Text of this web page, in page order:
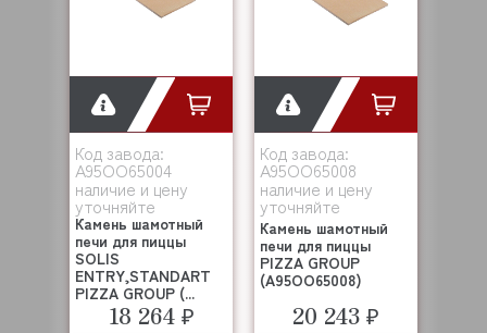
Код завода:
A95OO65004
наличие и цену
уточняйте
Камень шамотный
печи для пиццы
SOLIS
ENTRY,STANDART
PIZZA GROUP (...
18 264 ₽
Код завода:
A95OO65008
наличие и цену
уточняйте
Камень шамотный
печи для пиццы
PIZZA GROUP
(A95OO65008)
20 243 ₽